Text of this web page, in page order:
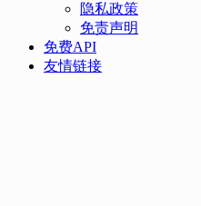
隐私政策
免责声明
免费API
友情链接